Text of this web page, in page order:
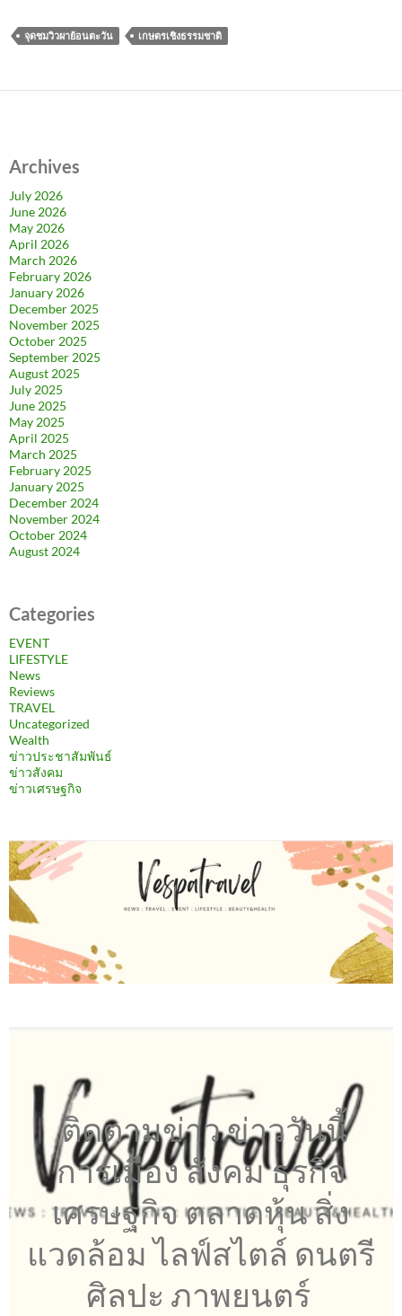
จุดชมวิวผาย้อนตะวัน เกษตรเชิงธรรมชาติ
Archives
July 2026
June 2026
May 2026
April 2026
March 2026
February 2026
January 2026
December 2025
November 2025
October 2025
September 2025
August 2025
July 2025
June 2025
May 2025
April 2025
March 2025
February 2025
January 2025
December 2024
November 2024
October 2024
August 2024
Categories
EVENT
LIFESTYLE
News
Reviews
TRAVEL
Uncategorized
Wealth
ข่าวประชาสัมพันธ์
ข่าวสังคม
ข่าวเศรษฐกิจ
ติดตามข่าว ข่าววันนี้
การเมือง สังคม ธุรกิจ
เศรษฐกิจ ตลาดหุ้น สิ่ง
แวดล้อม ไลฟ์สไตล์ ดนตรี
ศิลปะ ภาพยนตร์